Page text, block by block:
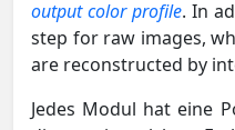
output color profile. In
step for raw images,
are reconstructed by
Jedes Modul hat eine